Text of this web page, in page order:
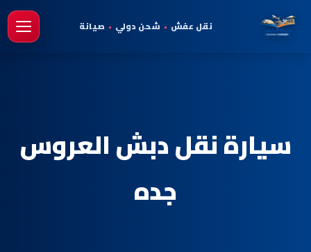
نقل عفش • شحن دولي • صيانة
سيارة نقل دبش العروس
جده